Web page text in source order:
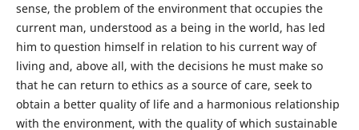
sense, the problem of the environment that occupies the
current man, understood as a being in the world, has led
him to question himself in relation to his current way of
living and, above all, with the decisions he must make so
that he can return to ethics as a source of care, seek to
obtain a better quality of life and a harmonious relationship
with the environment, with the quality of which sustainable